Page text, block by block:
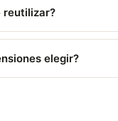
reutilizar?
permite varias
elegir?